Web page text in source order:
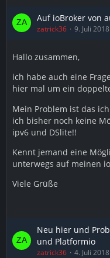
Auf ioBroker von
zatrick36 9. Juli
Hallo zusammen,
ich habe auch eine
hier mal um ein
Mein Problem ist das
ich bisher noch keine
ipv6 und DSlite!!
Kennt jemand eine
unterwegs auf meinen
Viele Grüße
Neu hier und
und Platformio
zatrick36 4. Juli